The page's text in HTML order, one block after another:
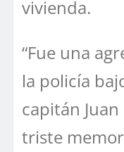
vivienda.
“Fue una
la policía
capitán
triste